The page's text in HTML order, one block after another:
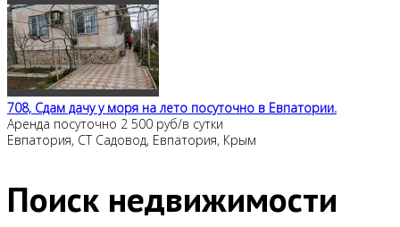
708, Сдам дачу у моря на лето посуточно в Евпатории.
Аренда посуточно 2 500 руб/в сутки
Евпатория, СТ Садовод, Евпатория, Крым
Поиск недвижимости